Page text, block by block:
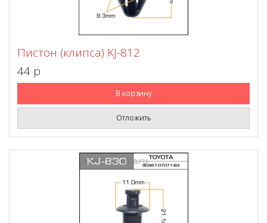
Пистон (клипса) KJ-812
44 p
В корзину
Отложить